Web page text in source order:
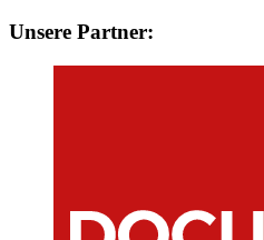
Unsere Partner: